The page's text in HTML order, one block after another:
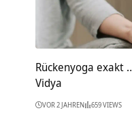
Rückenyoga exakt
Vidya
VOR 2 JAHREN 659 VIEWS